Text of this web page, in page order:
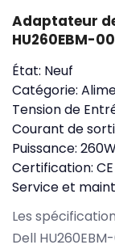
Adaptateur
HU260EBM-00
État: Neuf
Catégorie:
Tension de
Courant de
Puissance:
Certification: CE
Service et
Les
Dell